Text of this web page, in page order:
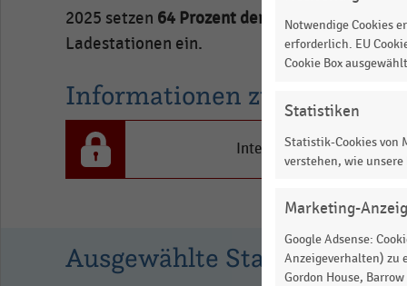
Händler
in
Range:
1.6937550000000001.
2025 setzen 64 Prozent der
Ladestationen ein.
Informationen zur Statistik
Interesse an den
Ausgewählte Statistiken
Notwendige Cookies
erforderlich. EU
Cookie Box
Statistiken
Statistik-Cookies von
verstehen, wie
Marketing-
Google Adsense:
Anzeigeverhalten) zu
Gordon House,